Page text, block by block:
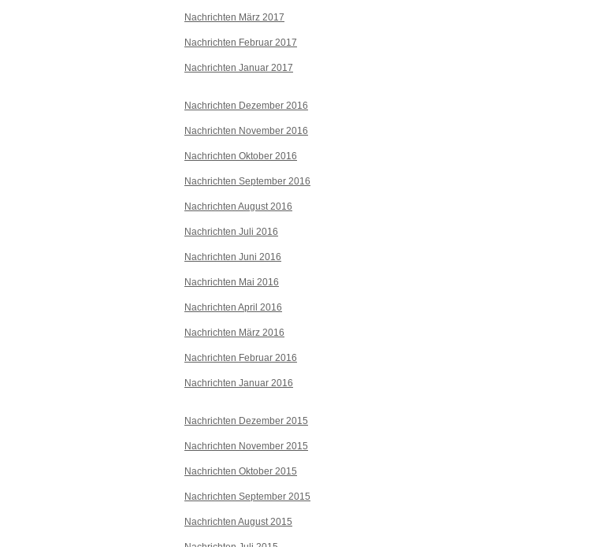
Nachrichten März 2017
Nachrichten Februar 2017
Nachrichten Januar 2017
Nachrichten Dezember 2016
Nachrichten November 2016
Nachrichten Oktober 2016
Nachrichten September 2016
Nachrichten August 2016
Nachrichten Juli 2016
Nachrichten Juni 2016
Nachrichten Mai 2016
Nachrichten April 2016
Nachrichten März 2016
Nachrichten Februar 2016
Nachrichten Januar 2016
Nachrichten Dezember 2015
Nachrichten November 2015
Nachrichten Oktober 2015
Nachrichten September 2015
Nachrichten August 2015